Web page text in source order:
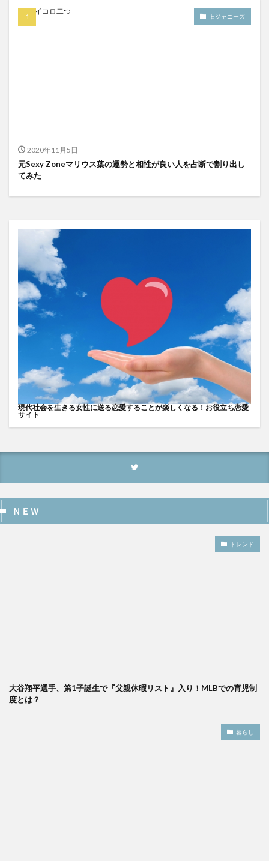
旧ジャニーズ
2020年11月5日
元Sexy Zoneマリウス葉の運勢と相性が良い人を占断で割り出し
てみた
現代社会を生きる女性に送る恋愛することが楽しくなる！お役立ち恋愛
サイト
ＮＥＷ
トレンド
大谷翔平選手、第1子誕生で『父親休暇リスト』入り！MLBでの育児制
度とは？
暮らし